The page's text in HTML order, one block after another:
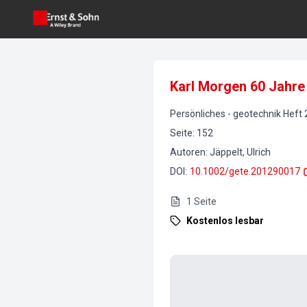
Karl Morgen 60 Jahre
Persönliches - geotechnik Heft
Seite: 152
Autoren: Jäppelt, Ulrich
DOI : 10.1002/gete.201290017
1 Seite
Kostenlos lesbar